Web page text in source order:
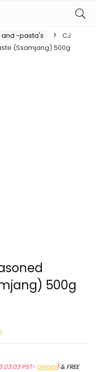
and -pasta's
CJ
(Ssamjang) 500g
500g
PST- Details)&FREE